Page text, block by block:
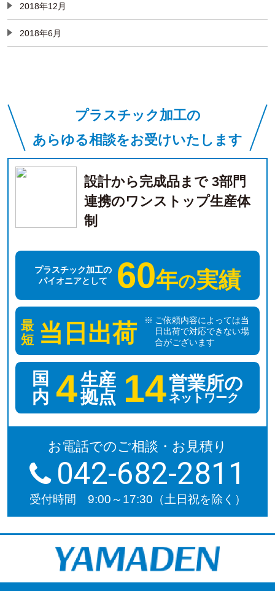
2018年12月
2018年6月
プラスチック加工の
あらゆる相談をお受けいたします
設計から完成品まで 3部門
連携のワンストップ生産体
制
プラスチック加工の
パイオニアとして
60年の実績
最
短 当日出荷
ご依頼内容によっては当
日出荷で対応できない場
合がございます
国
内 4生産
拠点 14営業所の
ネットワーク
お電話でのご相談・お見積り
042-682-2811
受付時間 9:00～17:30（土日祝を除く）